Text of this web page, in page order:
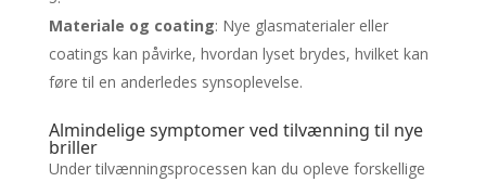
Materiale og coating: Nye glasmaterialer eller
coatings kan påvirke, hvordan lyset brydes, hvilket kan
føre til en anderledes synsoplevelse.
Almindelige symptomer ved tilvænning til nye
briller
Under tilvænningsprocessen kan du opleve forskellige